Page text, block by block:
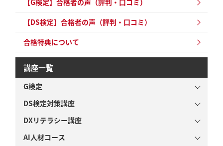
【G検定】合格者の声（評判・口コミ）
【DS検定】合格者の声（評判・口コミ）
合格特典について
講座一覧
G検定
DS検定対策講座
DXリテラシー講座
AI人材コース